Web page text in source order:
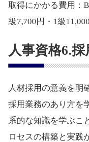
取得にかかる費用：
級7,700円・1級
人事資格6.
人材採用の意義を明
採用業務のあり方を
系的な知識を学ぶこ
ロセスの構築と実践